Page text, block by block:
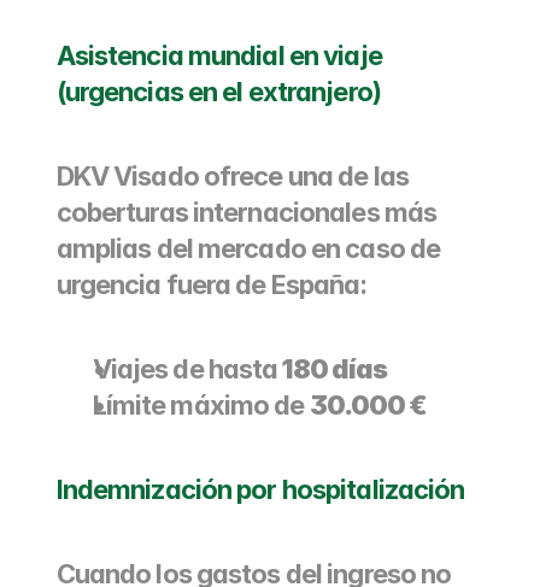
Asistencia mundial en viaje
(urgencias en el extranjero)
DKV Visado ofrece una de las
coberturas internacionales más
amplias del mercado en caso de
urgencia fuera de España:
Viajes de hasta 180 días
Límite máximo de 30.000 €
Indemnización por hospitalización
Cuando los gastos del ingreso no